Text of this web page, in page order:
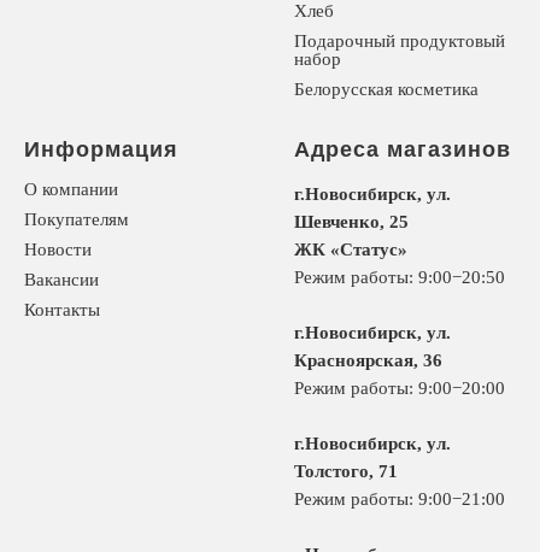
Хлеб
Подарочный продуктовый
набор
Белорусская косметика
Информация
О компании
Покупателям
Новости
Вакансии
Контакты
Адреса магазинов
г.Новосибирск, ул.
Шевченко, 25
ЖК «Статус»
Режим работы: 9:00−20:50
г.Новосибирск, ул.
Красноярская, 36
Режим работы: 9:00−20:00
г.Новосибирск, ул.
Толстого, 71
Режим работы: 9:00−21:00